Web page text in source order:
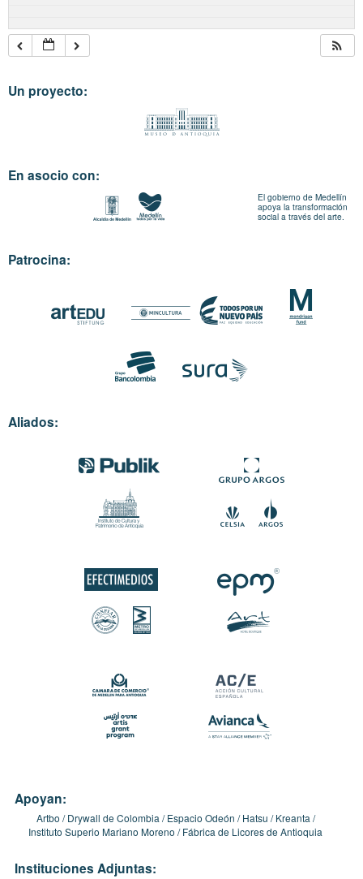
Un proyecto:
En asocio con:
El gobierno de Medellín
apoya la transformación
social a través del arte.
Patrocina:
Aliados:
Apoyan:
Artbo Drywall de Colombia Espacio Odeón Hatsu
Kreanta
Instituto Superio Mariano Moreno
Fábrica de Licores de Antioquia
Instituciones Adjuntas: